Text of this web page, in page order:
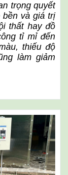
trọng quyết
bền và giá trị
thất hay đồ
tỉ mỉ đến
thiếu độ
làm giảm